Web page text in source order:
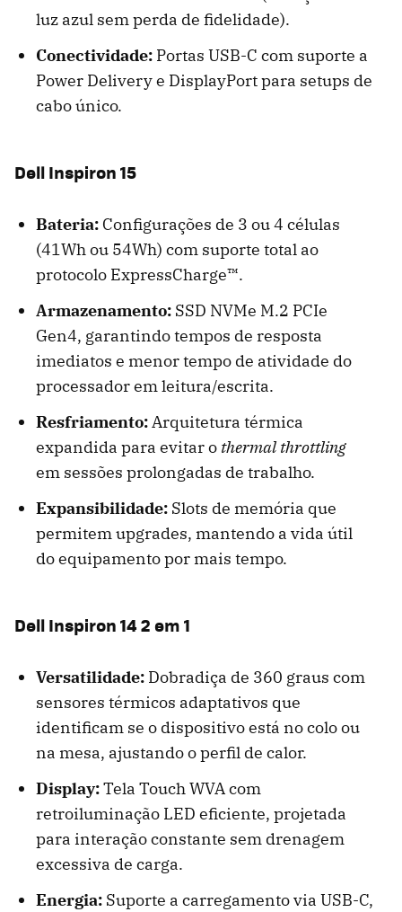
luz azul sem perda de fidelidade).
Conectividade: Portas USB-C com suporte a
Power Delivery e DisplayPort para setups de
cabo único.
Dell Inspiron 15
Bateria: Configurações de 3 ou 4 células
(41Wh ou 54Wh) com suporte total ao
protocolo ExpressCharge™.
Armazenamento: SSD NVMe M.2 PCIe
Gen4, garantindo tempos de resposta
imediatos e menor tempo de atividade do
processador em leitura/escrita.
Resfriamento:Arquitetura térmica
expandida para evitar o thermal throttling
em sessões prolongadas de trabalho.
Expansibilidade: Slots de memória que
permitem upgrades, mantendo a vida útil
do equipamento por mais tempo.
Dell Inspiron 14 2 em 1
Versatilidade: Dobradiça de 360 graus com
sensores térmicos adaptativos que
identificam se o dispositivo está no colo ou
na mesa, ajustando o perfil de calor.
Display:Tela Touch WVA com
retroiluminação LED eficiente, projetada
para interação constante sem drenagem
excessiva de carga.
Energia: Suporte a carregamento via USB-C,